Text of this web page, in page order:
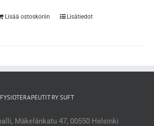
Lisää ostoskoriin Lisätiedot
RY SUFT
Mäkelänkatu 47, 00550 Helsinki